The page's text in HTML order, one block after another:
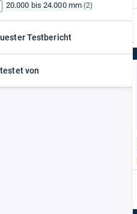
20.000 bis 24.000 mm (2)
Testbericht
von